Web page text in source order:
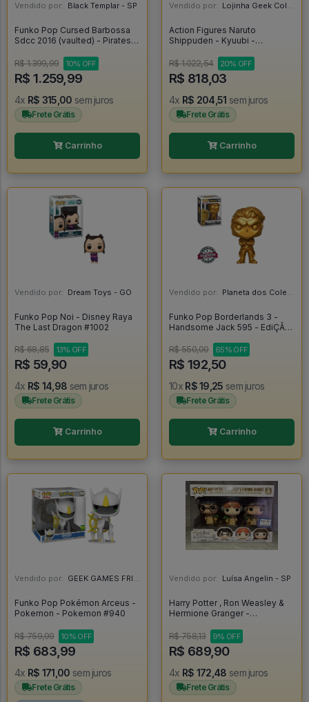
Vendido por: Black Templar - SP
Funko Pop Cursed Barbossa
Sdcc 2016 (vaulted) - Pirates
R$ 1.399,99
10% OFF
R$ 1.259,99
4x R$ 315,00 sem juros
Frete Grátis
Carrinho
Vendido por: Lojinha Geek Colecionáveis - DF
Action Figures Naruto
Shippuden - Kyuubi -
Naruto - Manto Da Kurama -
Figuarts Zero - Kizuna Relation
(bandai Spirits) - Naruto
R$ 1.022,54 20% OFF
R$ 818,03
4x R$ 204,51 sem juros
Frete Grátis
Carrinho
Vendido por: Dream Toys - GO
Funko Pop Noi - Disney Raya
The Last Dragon #1002
R$ 68,85 13% OFF
R$ 59,90
4x R$ 14,98 sem juros
Frete Grátis
Carrinho
Vendido por: Planeta dos Colecionáveis - SP
Funko Pop Borderlands 3 -
Handsome Jack 595 - EdiÇÃo
#594
R$ 550,00 65% OFF
R$ 192,50
10x R$ 19,25 sem juros
Frete Grátis
Carrinho
Vendido por: GEEK GAMES FRIEND - RJ
Funko Pop Pokémon Arceus -
Pokemon - Pokemon #940
R$ 759,99 10% OFF
R$ 683,99
4x R$ 171,00 sem juros
Frete Grátis
Vendido por: Luísa Angelin - SP
Harry Potter , Ron Weasley &
Hermione Granger -
R$ 758,13 9% OFF
R$ 689,90
4x R$ 172,48 sem juros
Frete Grátis